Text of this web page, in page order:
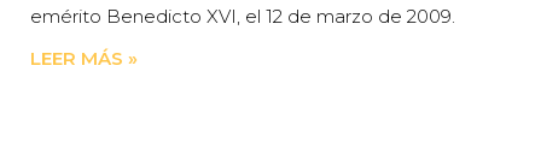
emérito Benedicto XVI, el 12 de marzo de 2009.
LEER MÁS »